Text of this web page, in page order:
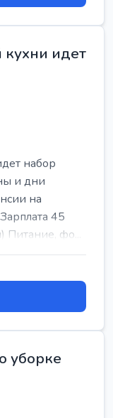
кухни идет
набор
и дни
на
45
фо...
уборке